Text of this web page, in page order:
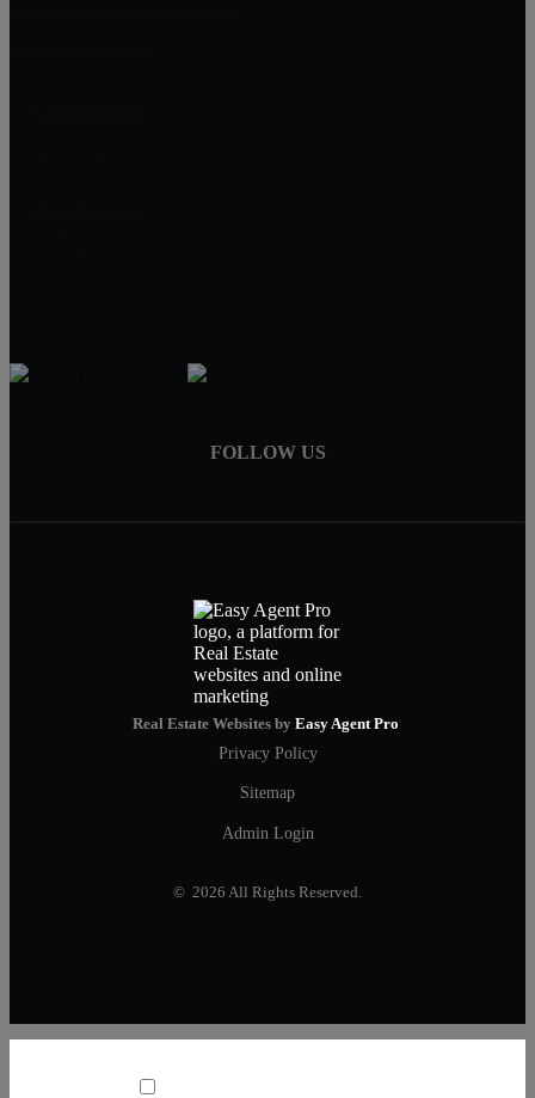
FOLLOW US
Real Estate Websites by Easy Agent Pro
Privacy Policy
Sitemap
Admin Login
© 2026 All Rights Reserved.